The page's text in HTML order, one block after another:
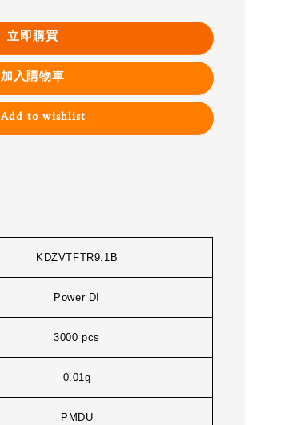
立即購買
加入購物車
Add to wishlist
KDZVTFTR9.1B
Power DI
3000 pcs
0.01g
PMDU